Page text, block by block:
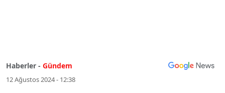
Haberler - Gündem
12 Ağustos 2024 - 12:38